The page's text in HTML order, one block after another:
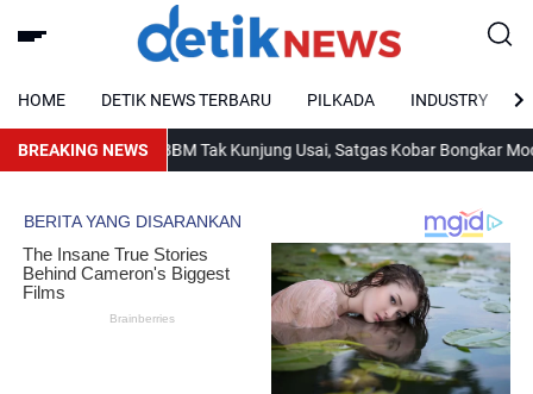
HOME DETIK NEWS TERBARU PILKADA INDUSTRY
BREAKING NEWS
Antrean BBM Tak Kunjung Usai, Satgas Kobar Bongkar Modus